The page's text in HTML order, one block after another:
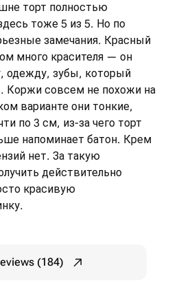
торт полностью
тоже 5 из 5. Но по
замечания. Красный
много красителя — он
одежду, зубы, который
Коржи совсем не похожи на
варианте они тонкие,
по 3 см, из-за чего торт
напоминает батон. Крем
нет. За такую
действительно
красивую
(184)